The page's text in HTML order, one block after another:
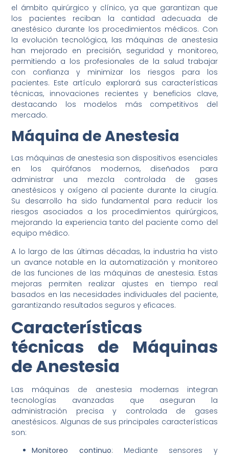
el ámbito quirúrgico y clínico, ya que garantizan que
los pacientes reciban la cantidad adecuada de
anestésico durante los procedimientos médicos. Con
la evolución tecnológica, las máquinas de anestesia
han mejorado en precisión, seguridad y monitoreo,
permitiendo a los profesionales de la salud trabajar
con confianza y minimizar los riesgos para los
pacientes. Este artículo explorará sus características
técnicas, innovaciones recientes y beneficios clave,
destacando los modelos más competitivos del
mercado.
Máquina de Anestesia
Las máquinas de anestesia son dispositivos esenciales
en los quirófanos modernos, diseñados para
administrar una mezcla controlada de gases
anestésicos y oxígeno al paciente durante la cirugía.
Su desarrollo ha sido fundamental para reducir los
riesgos asociados a los procedimientos quirúrgicos,
mejorando la experiencia tanto del paciente como del
equipo médico.
A lo largo de las últimas décadas, la industria ha visto
un avance notable en la automatización y monitoreo
de las funciones de las máquinas de anestesia. Estas
mejoras permiten realizar ajustes en tiempo real
basados en las necesidades individuales del paciente,
garantizando resultados seguros y eficaces.
Características
técnicas de Máquinas
de Anestesia
Las máquinas de anestesia modernas integran
tecnologías avanzadas que aseguran la
administración precisa y controlada de gases
anestésicos. Algunas de sus principales características
son:
Monitoreo continuo: Mediante sensores y